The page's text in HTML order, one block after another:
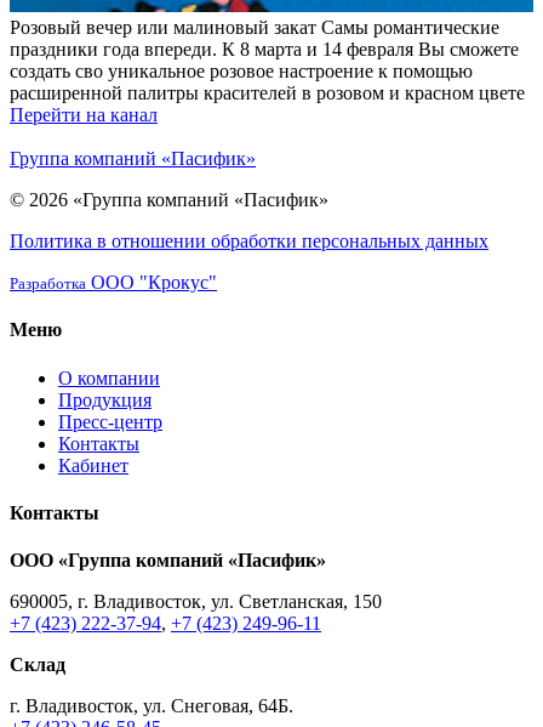
Розовый вечер или малиновый закат Самы романтические
праздники года впереди. К 8 марта и 14 февраля Вы сможете
создать сво уникальное розовое настроение к помощью
расширенной палитры красителей в розовом и красном цвете
Перейти на канал
Группа компаний «Пасифик»
© 2026 «Группа компаний «Пасифик»
Политика в отношении обработки персональных данных
Разработка ООО "Крокус"
Меню
О компании
Продукция
Пресс-центр
Контакты
Кабинет
Контакты
ООО «Группа компаний «Пасифик»
690005, г. Владивосток, ул. Светланская, 150
+7 (423) 222-37-94, +7 (423) 249-96-11
Склад
г. Владивосток, ул. Снеговая, 64Б.